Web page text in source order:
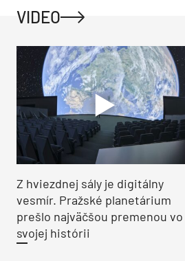
VIDEO
Z hviezdnej sály je digitálny
vesmír. Pražské planetárium
prešlo najväčšou premenou vo
svojej histórii